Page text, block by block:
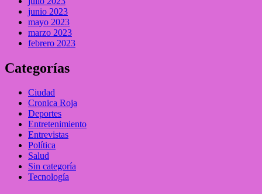
junio 2023
mayo 2023
marzo 2023
febrero 2023
Categorías
Ciudad
Cronica Roja
Deportes
Entretenimiento
Entrevistas
Política
Salud
Sin categoría
Tecnología